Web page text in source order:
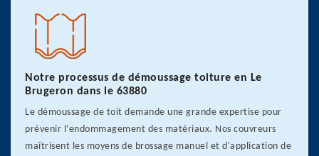
Notre processus de démoussage toiture en Le
Brugeron dans le 63880
Le démoussage de toit demande une grande expertise pour
prévenir l’endommagement des matériaux. Nos couvreurs
maîtrisent les moyens de brossage manuel et d'application de